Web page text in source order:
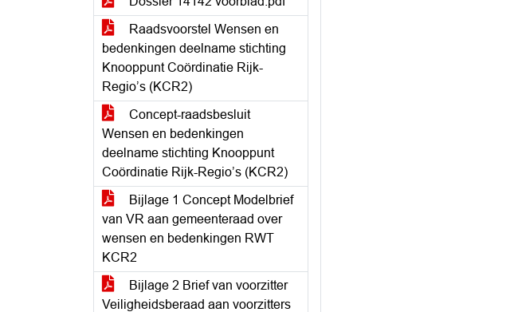
Raadsvoorstel Wensen en
bedenkingen deelname stichting
Knooppunt Coördinatie Rijk-
Regio’s (KCR2)
Concept-raadsbesluit
Wensen en bedenkingen
deelname stichting Knooppunt
Coördinatie Rijk-Regio’s (KCR2)
Bijlage 1 Concept Modelbrief
van VR aan gemeenteraad over
wensen en bedenkingen RWT
KCR2
Bijlage 2 Brief van voorzitter
Veiligheidsberaad aan voorzitters